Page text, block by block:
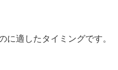
に適したタイミングです。